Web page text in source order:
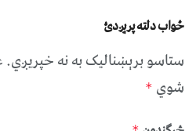
ځواب دلته پرېږدئ
ستاسو برېښناليک به نه خپريږي.
شوي *